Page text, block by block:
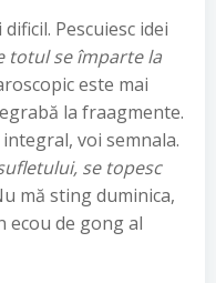
Pescuiesc idei
totul se împarte la
este mai
la fraagmente.
voi semnala.
se topesc
mă sting duminica,
ecou de gong al